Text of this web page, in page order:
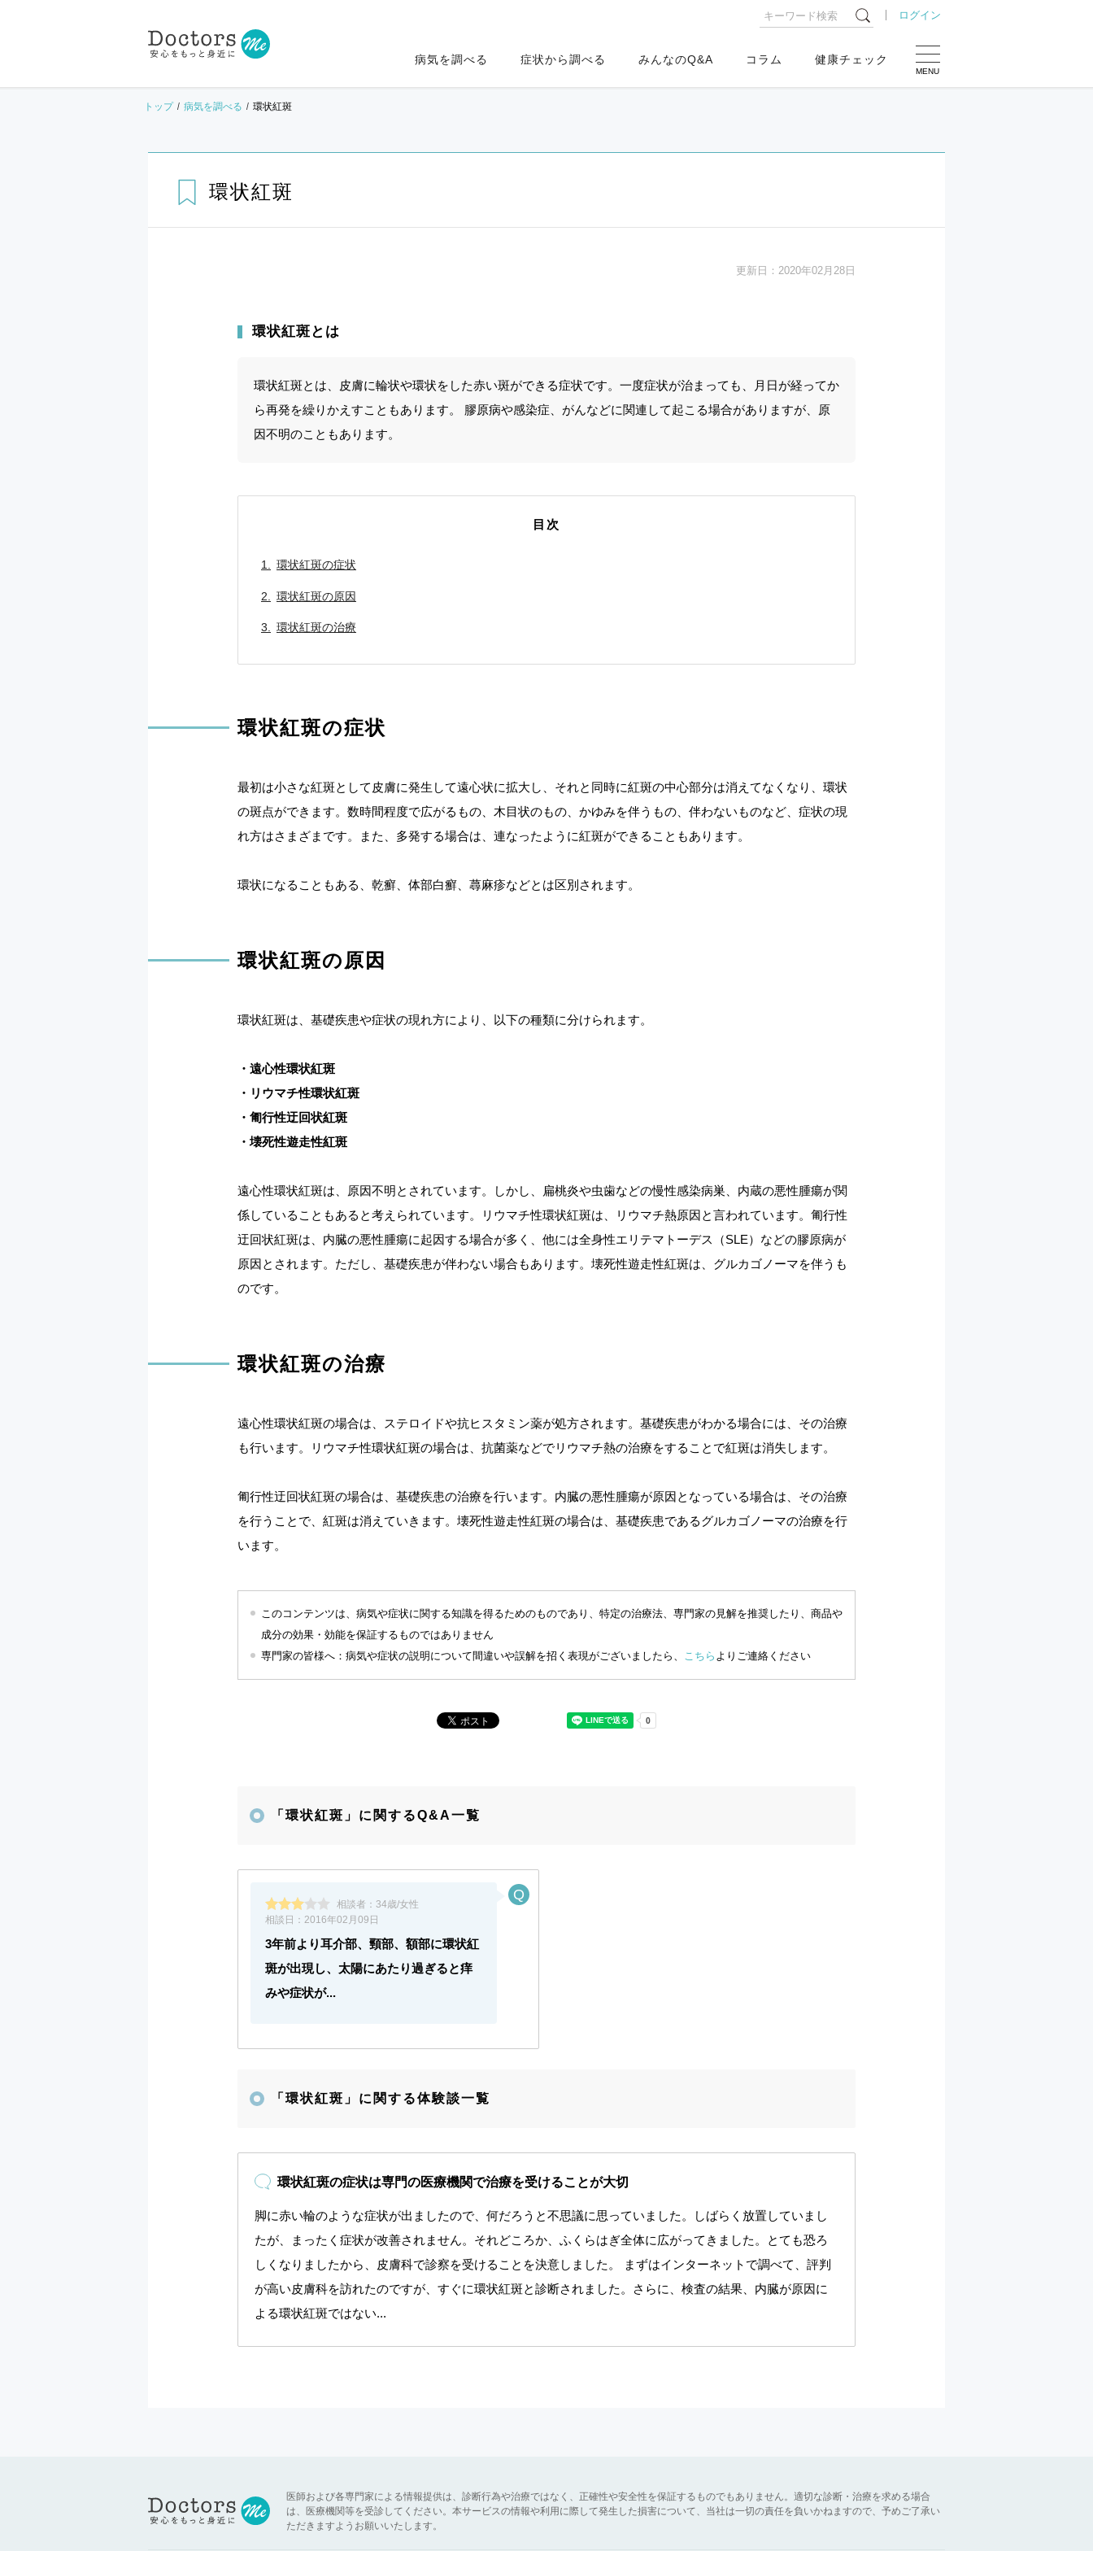
ログイン
MENU
病気を調べる 症状から調べる みんなのQ&A コラム 健康チェック
トップ 病気を調べる 環状紅斑
環状紅斑
更新日： 2020年02月28日
環状紅斑とは
環状紅斑とは、皮膚に輪状や環状をした赤い斑ができる症状です。一度症状が治まっても、月日が経ってか
ら再発を繰りかえすこともあります。 膠原病や感染症、がんなどに関連して起こる場合がありますが、原
因不明のこともあります。
目次
環状紅斑の症状
環状紅斑の原因
環状紅斑の治療
環状紅斑の症状
最初は小さな紅斑として皮膚に発生して遠心状に拡大し、それと同時に紅斑の中心部分は消えてなくなり、環状
の斑点ができます。数時間程度で広がるもの、木目状のもの、かゆみを伴うもの、伴わないものなど、症状の現
れ方はさまざまです。また、多発する場合は、連なったように紅斑ができることもあります。
環状になることもある、乾癬、体部白癬、蕁麻疹などとは区別されます。
環状紅斑の原因
環状紅斑は、基礎疾患や症状の現れ方により、以下の種類に分けられます。
・遠心性環状紅斑
・リウマチ性環状紅斑
・匍行性迂回状紅斑
・壊死性遊走性紅斑
遠心性環状紅斑は、原因不明とされています。しかし、扁桃炎や虫歯などの慢性感染病巣、内蔵の悪性腫瘍が関
係していることもあると考えられています。リウマチ性環状紅斑は、リウマチ熱原因と言われています。匍行性
迂回状紅斑は、内臓の悪性腫瘍に起因する場合が多く、他には全身性エリテマトーデス（SLE）などの膠原病が
原因とされます。ただし、基礎疾患が伴わない場合もあります。壊死性遊走性紅斑は、グルカゴノーマを伴うも
のです。
環状紅斑の治療
遠心性環状紅斑の場合は、ステロイドや抗ヒスタミン薬が処方されます。基礎疾患がわかる場合には、その治療
も行います。リウマチ性環状紅斑の場合は、抗菌薬などでリウマチ熱の治療をすることで紅斑は消失します。
匍行性迂回状紅斑の場合は、基礎疾患の治療を行います。内臓の悪性腫瘍が原因となっている場合は、その治療
を行うことで、紅斑は消えていきます。壊死性遊走性紅斑の場合は、基礎疾患であるグルカゴノーマの治療を行
います。
このコンテンツは、病気や症状に関する知識を得るためのものであり、特定の治療法、専門家の見解を推奨したり、商品や
成分の効果・効能を保証するものではありません
専門家の皆様へ：病気や症状の説明について間違いや誤解を招く表現がございましたら、
こちら よりご連絡ください
「環状紅斑」に関するQ&A一覧
相談者： 34歳/女性
相談日： 2016年02月09日
3年前より耳介部、頸部、額部に環状紅
斑が出現し、太陽にあたり過ぎると痒
みや症状が...
「環状紅斑」に関する体験談一覧
環状紅斑の症状は専門の医療機関で治療を受けることが大切
脚に赤い輪のような症状が出ましたので、何だろうと不思議に思っていました。しばらく放置していまし
たが、まったく症状が改善されません。それどころか、ふくらはぎ全体に広がってきました。とても恐ろ
しくなりましたから、皮膚科で診察を受けることを決意しました。 まずはインターネットで調べて、評判
が高い皮膚科を訪れたのですが、すぐに環状紅斑と診断されました。さらに、検査の結果、内臓が原因に
よる環状紅斑ではない...
医師および各専門家による情報提供は、診断行為や治療ではなく、正確性や安全性を保証するものでもありません。適切な診断・治療を求める場合
は、医療機関等を受診してください。本サービスの情報や利用に際して発生した損害について、当社は一切の責任を負いかねますので、予めご了承い
ただきますようお願いいたします。